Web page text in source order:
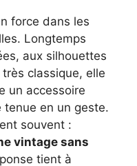
force dans les
Longtemps
aux silhouettes
classique, elle
un accessoire
tenue en un geste.
souvent :
vintage sans
tient à